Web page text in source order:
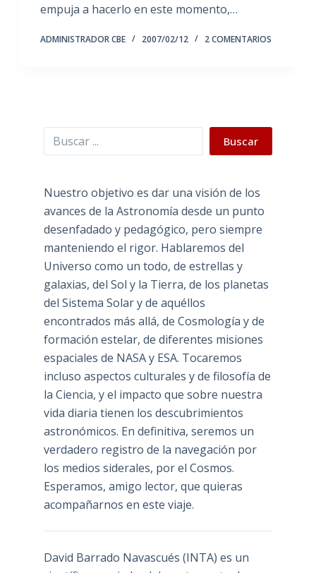
empuja a hacerlo en este momento,…
ADMINISTRADOR CBE 2007/02/12 2 COMENTARIOS
Buscar Buscar
Nuestro objetivo es dar una visión de los
avances de la Astronomía desde un punto
desenfadado y pedagógico, pero siempre
manteniendo el rigor. Hablaremos del
Universo como un todo, de estrellas y
galaxias, del Sol y la Tierra, de los planetas
del Sistema Solar y de aquéllos
encontrados más allá, de Cosmología y de
formación estelar, de diferentes misiones
espaciales de NASA y ESA. Tocaremos
incluso aspectos culturales y de filosofía de
la Ciencia, y el impacto que sobre nuestra
vida diaria tienen los descubrimientos
astronómicos. En definitiva, seremos un
verdadero registro de la navegación por
los medios siderales, por el Cosmos.
Esperamos, amigo lector, que quieras
acompañarnos en este viaje.
David Barrado Navascués (INTA) es un